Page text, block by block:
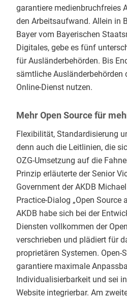
garantiere medienbruchfreies
den Arbeitsaufwand. Allein in
Bayer vom Bayerischen
Digitales, gebe es fünf
für Ausländerbehörden. Bis
sämtliche Ausländerbehörden
Online-Dienst nutzen.
Mehr Open Source für
Flexibilität, Standardisierung
denn auch die Leitlinien, die
OZG-Umsetzung auf die
Prinzip erläuterte der Senior
Government der AKDB
Practice-Dialog „Open Source
AKDB habe sich bei der
Diensten vollkommen der
verschrieben und plädiert für
proprietären Systemen. Open-
garantiere maximale
Individualisierbarkeit und sei
Website integrierbar. Am